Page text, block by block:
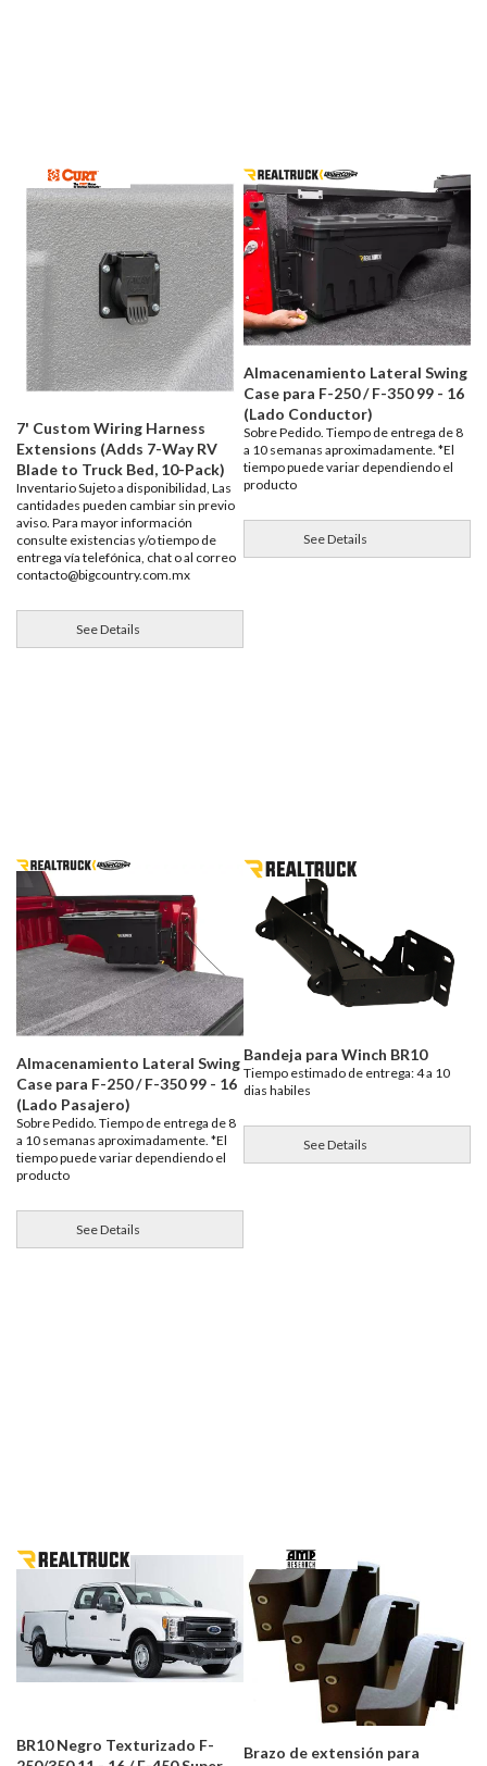
7' Custom Wiring Harness
Extensions (Adds 7-Way RV
Blade to Truck Bed, 10-Pack)
Inventario Sujeto a disponibilidad, Las
cantidades pueden cambiar sin previo
aviso. Para mayor información
consulte existencias y/o tiempo de
entrega vía telefónica, chat o al correo
contacto@bigcountry.com.mx
See Details
Almacenamiento Lateral Swing
Case para F-250 / F-350 99 - 16
(Lado Conductor)
Sobre Pedido. Tiempo de entrega de 8
a 10 semanas aproximadamente. *El
tiempo puede variar dependiendo el
producto
See Details
Almacenamiento Lateral Swing
Case para F-250 / F-350 99 - 16
(Lado Pasajero)
Sobre Pedido. Tiempo de entrega de 8
a 10 semanas aproximadamente. *El
tiempo puede variar dependiendo el
producto
See Details
Bandeja para Winch BR10
Tiempo estimado de entrega: 4 a 10
dias habiles
See Details
BR10 Negro Texturizado F-
Brazo de extensión para